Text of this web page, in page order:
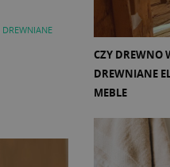
DREWNIANE
CZY DREWNO
DREWNIANE
MEBLE